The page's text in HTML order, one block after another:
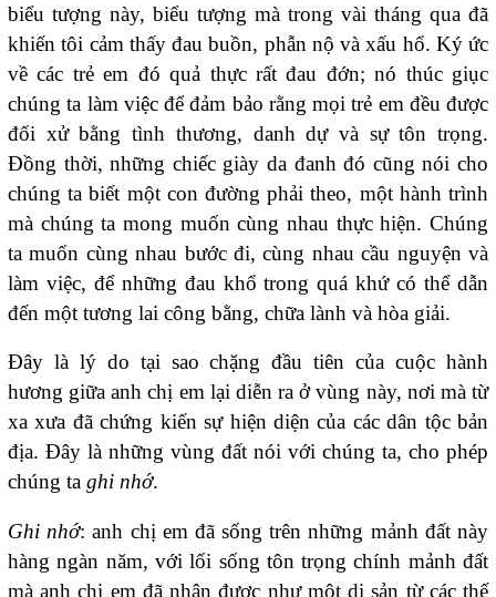
biểu tượng này, biểu tượng mà trong vài tháng qua đã
khiến tôi cảm thấy đau buồn, phẫn nộ và xấu hổ. Ký ức
về các trẻ em đó quả thực rất đau đớn; nó thúc giục
chúng ta làm việc để đảm bảo rằng mọi trẻ em đều được
đối xử bằng tình thương, danh dự và sự tôn trọng.
Đồng thời, những chiếc giày da đanh đó cũng nói cho
chúng ta biết một con đường phải theo, một hành trình
mà chúng ta mong muốn cùng nhau thực hiện. Chúng
ta muốn cùng nhau bước đi, cùng nhau cầu nguyện và
làm việc, để những đau khổ trong quá khứ có thể dẫn
đến một tương lai công bằng, chữa lành và hòa giải.
Đây là lý do tại sao chặng đầu tiên của cuộc hành
hương giữa anh chị em lại diễn ra ở vùng này, nơi mà từ
xa xưa đã chứng kiến sự hiện diện của các dân tộc bản
địa. Đây là những vùng đất nói với chúng ta, cho phép
chúng ta ghi nhớ.
Ghi nhớ: anh chị em đã sống trên những mảnh đất này
hàng ngàn năm, với lối sống tôn trọng chính mảnh đất
mà anh chị em đã nhận được như một di sản từ các thế